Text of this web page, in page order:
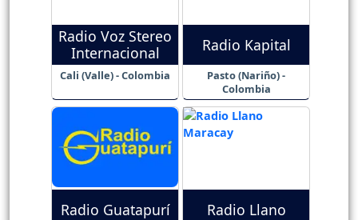
Radio Voz Stereo
Internacional
Cali (Valle) - Colombia
Radio Kapital
Pasto (Nariño) -
Colombia
Radio Guatapurí Radio Llano